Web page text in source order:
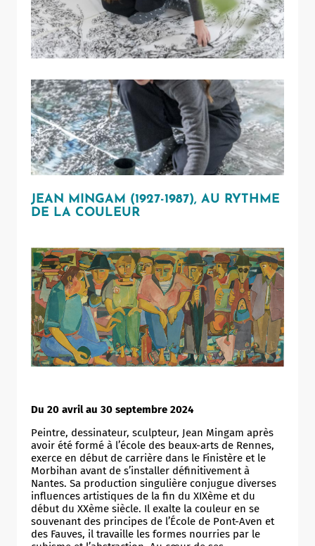
JEAN MINGAM (1927-1987), AU RYTHME
DE LA COULEUR
Du 20 avril au 30 septembre 2024
Peintre, dessinateur, sculpteur, Jean Mingam après
avoir été formé à l’école des beaux-arts de Rennes,
exerce en début de carrière dans le Finistère et le
Morbihan avant de s’installer définitivement à
Nantes. Sa production singulière conjugue diverses
influences artistiques de la fin du XIXème et du
début du XXème siècle. Il exalte la couleur en se
souvenant des principes de l’École de Pont-Aven et
des Fauves, il travaille les formes nourries par le